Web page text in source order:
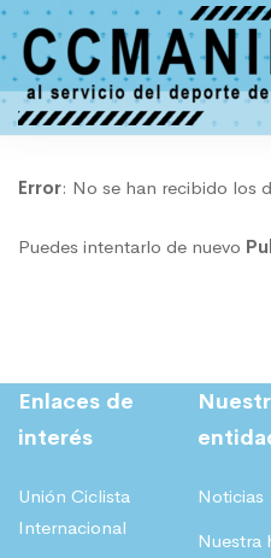
Error
el
pago
Error: No se han recibido los
Puedes intentarlo de nuevo
Enlaces de
interés
Unión Ciclista
Internacional
Noticias
Nuestra